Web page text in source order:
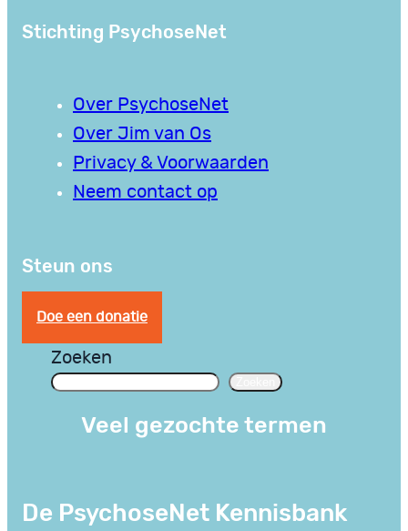
Stichting PsychoseNet
Over PsychoseNet
Over Jim van Os
Privacy & Voorwaarden
Neem contact op
Steun ons
Doe een donatie
Zoeken
Veel gezochte termen
De PsychoseNet Kennisbank